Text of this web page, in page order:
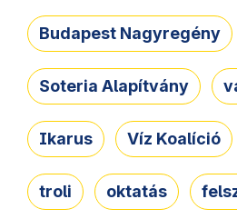
Budapest Nagyregény
Soteria Alapítvány
Ikarus Víz Koalíció
troli oktatás